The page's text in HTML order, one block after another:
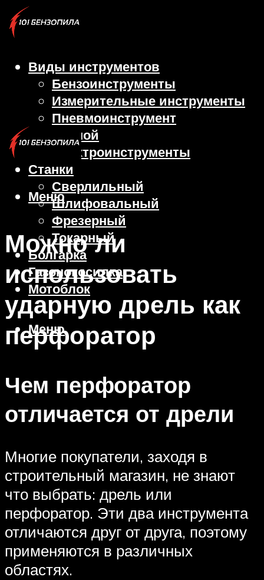
Виды инструментов
Бензоинструменты
Измерительные инструменты
Пневмоинструмент
Ручной
Электроинструменты
Станки
Сверлильный
Шлифовальный
Фрезерный
Токарный
Болгарка
Газонокосилка
Мотоблок
Меню
Меню
Можно ли
использовать
ударную дрель как
перфоратор
Чем перфоратор
отличается от дрели
Многие покупатели, заходя в
строительный магазин, не знают
что выбрать: дрель или
перфоратор. Эти два инструмента
отличаются друг от друга, поэтому
применяются в различных
областях.